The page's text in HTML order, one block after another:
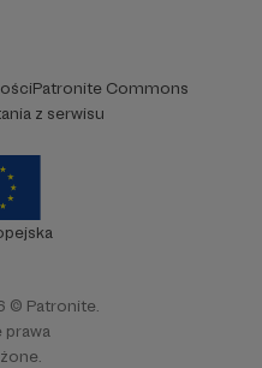
Patronite Commons
z serwisu
© Patronite.
prawa